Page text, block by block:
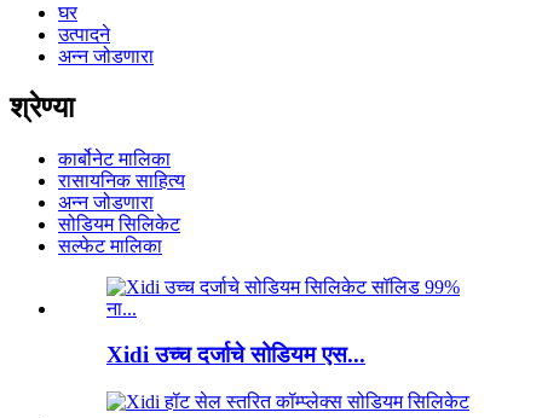
घर
उत्पादने
अन्न जोडणारा
श्रेण्या
कार्बोनेट मालिका
रासायनिक साहित्य
अन्न जोडणारा
सोडियम सिलिकेट
सल्फेट मालिका
Xidi उच्च दर्जाचे सोडियम एस...